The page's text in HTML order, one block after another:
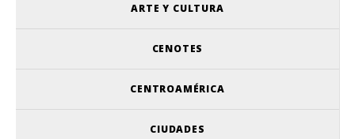
ARTE Y CULTURA
CENOTES
CENTROAMÉRICA
CIUDADES